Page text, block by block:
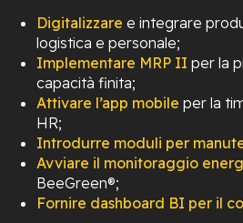
Digitalizzare e integrare
logistica e personale;
Implementare MRP II per la
capacità finita;
Attivare l’app mobile per la
HR;
Introdurre moduli per
Avviare il monitoraggio
BeeGreen®;
Fornire dashboard BI per il